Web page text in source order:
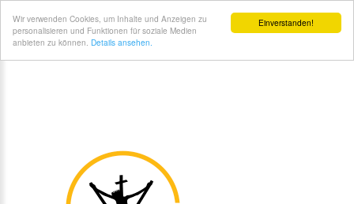
Einverstanden!
Wir verwenden Cookies, um Inhalte und Anzeigen zu
personalisieren und Funktionen für soziale Medien
anbieten zu können. Details ansehen.